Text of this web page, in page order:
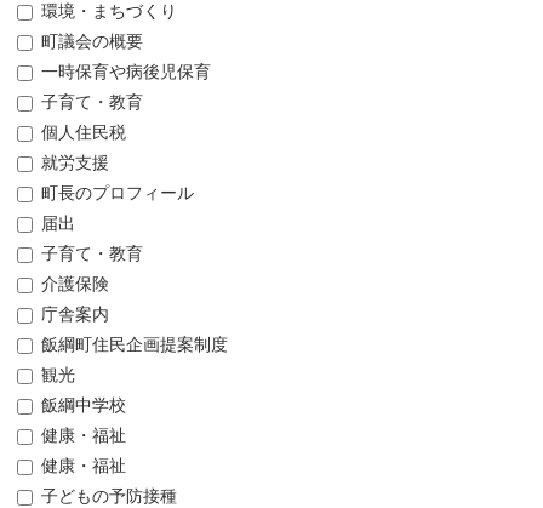
環境・まちづくり
町議会の概要
一時保育や病後児保育
子育て・教育
個人住民税
就労支援
町長のプロフィール
届出
子育て・教育
介護保険
庁舎案内
飯綱町住民企画提案制度
観光
飯綱中学校
健康・福祉
健康・福祉
子どもの予防接種